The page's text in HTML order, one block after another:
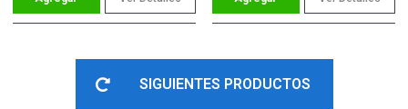
SIGUIENTES PRODUCTOS